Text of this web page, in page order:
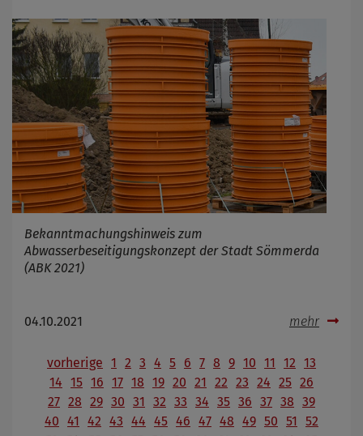
Bekanntmachungshinweis zum
Abwasserbeseitigungskonzept der Stadt Sömmerda
(ABK 2021)
04.10.2021 mehr
vorherige 1 2 3 4 5 6 7 8 9 10 11 12 13
14 15 16 17 18 19 20 21 22 23 24 25 26
27 28 29 30 31 32 33 34 35 36 37 38 39
40 41 42 43 44 45 46 47 48 49 50 51
52